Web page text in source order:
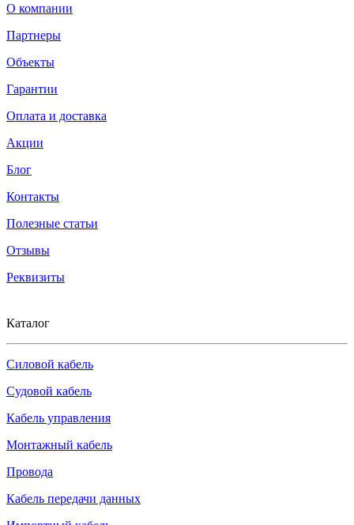
О компании
Партнеры
Объекты
Гарантии
Оплата и доставка
Акции
Блог
Контакты
Полезные статьи
Отзывы
Реквизиты
Каталог
Силовой кабель
Судовой кабель
Кабель управления
Монтажный кабель
Провода
Кабель передачи данных